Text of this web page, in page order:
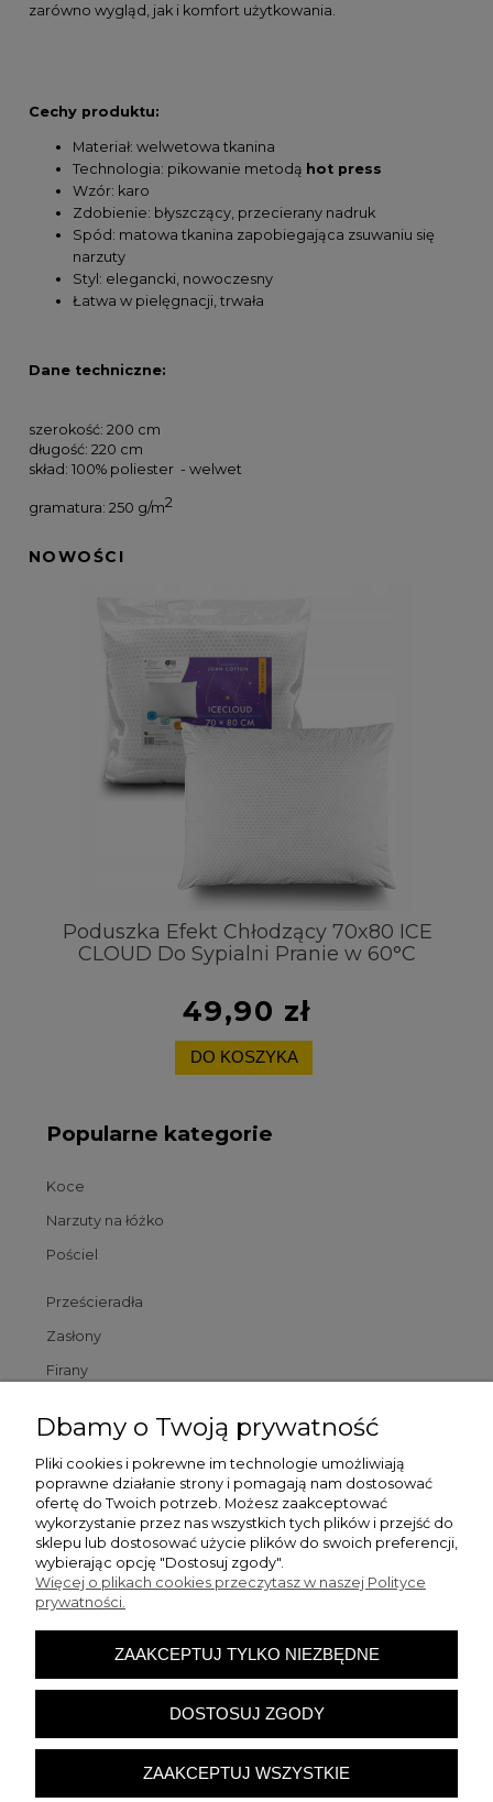
zarówno wygląd, jak i komfort użytkowania.
Cechy produktu:
Materiał: welwetowa tkanina
Technologia: pikowanie metodą hot press
Wzór: karo
Zdobienie: błyszczący, przecierany nadruk
Spód: matowa tkanina zapobiegająca zsuwaniu się
narzuty
Styl: elegancki, nowoczesny
Łatwa w pielęgnacji, trwała
Dane techniczne:
szerokość: 200 cm
długość: 220 cm
skład: 100% poliester - welwet
gramatura: 250 g/m2
NOWOŚCI
Poduszka Efekt Chłodzący 70x80 ICE
CLOUD Do Sypialni Pranie w 60°C
49,90 zł
DO KOSZYKA
Popularne kategorie
Koce
Narzuty na łóżko
Pościel
Prześcieradła
Zasłony
Firany
Poszewki
Dywaniki łazienkowe
Pomoc
Moje konto
O firmie
Sklep internetowy PaulaHome | ul. Piaskowa 28, 42-133
Dbamy o Twoją prywatność
Pliki cookies i pokrewne im technologie umożliwiają
poprawne działanie strony i pomagają nam dostosować
ofertę do Twoich potrzeb. Możesz zaakceptować
wykorzystanie przez nas wszystkich tych plików i przejść do
sklepu lub dostosować użycie plików do swoich preferencji,
wybierając opcję "Dostosuj zgody".
Więcej o plikach cookies przeczytasz w naszej Polityce
prywatności.
ZAAKCEPTUJ TYLKO NIEZBĘDNE
DOSTOSUJ ZGODY
ZAAKCEPTUJ WSZYSTKIE